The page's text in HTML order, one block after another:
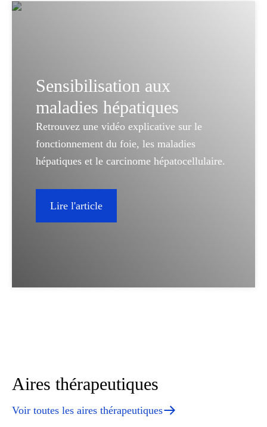
Sensibilisation aux
maladies hépatiques
Retrouvez une vidéo explicative sur le
fonctionnement du foie, les maladies
hépatiques et le carcinome hépatocellulaire.
Lire l'article
Aires thérapeutiques
Voir toutes les aires thérapeutiques